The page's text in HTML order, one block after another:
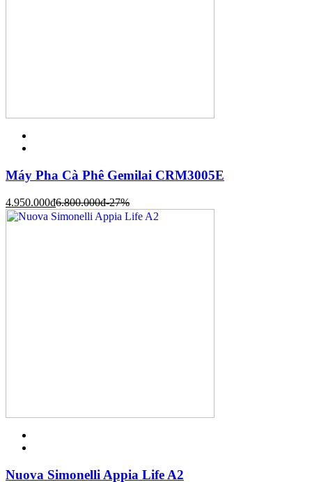
Máy Pha Cà Phê Gemilai CRM3005E
4.950.000đ6.800.000đ-27%
Nuova Simonelli Appia Life A2